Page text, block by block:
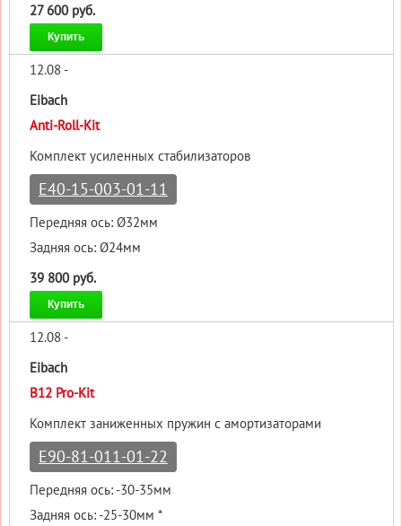
27 600 руб.
Купить
12.08 -
Eibach
Anti-Roll-Kit
Комплект усиленных стабилизаторов
E40-15-003-01-11
Передняя ось: Ø32мм
Задняя ось: Ø24мм
39 800 руб.
Купить
12.08 -
Eibach
B12 Pro-Kit
Комплект заниженных пружин с амортизаторами
E90-81-011-01-22
Передняя ось: -30-35мм
Задняя ось: -25-30мм *